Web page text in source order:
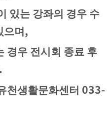
있는 강좌의 경우 수
으며 ,
경우 전시회 종료 후
.
천생활문화센터 033-